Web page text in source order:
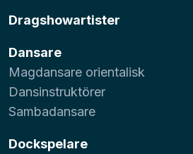
Dragshowartister
Dansare
Magdansare orientalisk
Dansinstruktörer
Sambadansare
Dockspelare